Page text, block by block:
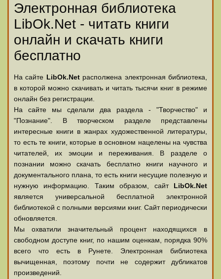
Электронная библиотека
LibOk.Net - читать книги
онлайн и скачать книги
бесплатно
На сайте LibOk.Netрасполжена электронная библиотека,
в которой можно скачивать и читать тысячи книг в режиме
онлайн без регистрации.
На сайте мы сделали два раздела - "Творчество" и
"Познание". В творческом разделе представлены
интересные книги в жанрах художественной литературы,
то есть те книги, которые в основном нацелены на чувства
читателей, их эмоции и переживания. В разделе о
познании можно скачать бесплатно книги научного и
документального плана, то есть книги несущие полезную и
нужную информацию. Таким образом, сайт LibOk.Net
является универсальной бесплатной электронной
библиотекой с полными версиями книг. Сайт периодически
обновляется.
Мы охватили значительный процент находящихся в
свободном доступе книг, по нашим оценкам, порядка 90%
всего что есть в Рунете. Электронная библиотека
вычищенная, поэтому почти не содержит дубликатов
произведений.